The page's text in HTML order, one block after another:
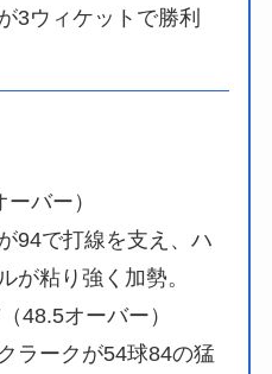
ウィケットで勝利
バー）
で打線を支え、ハ
が粘り強く加勢。
48.5オーバー）
ークが54球84の猛